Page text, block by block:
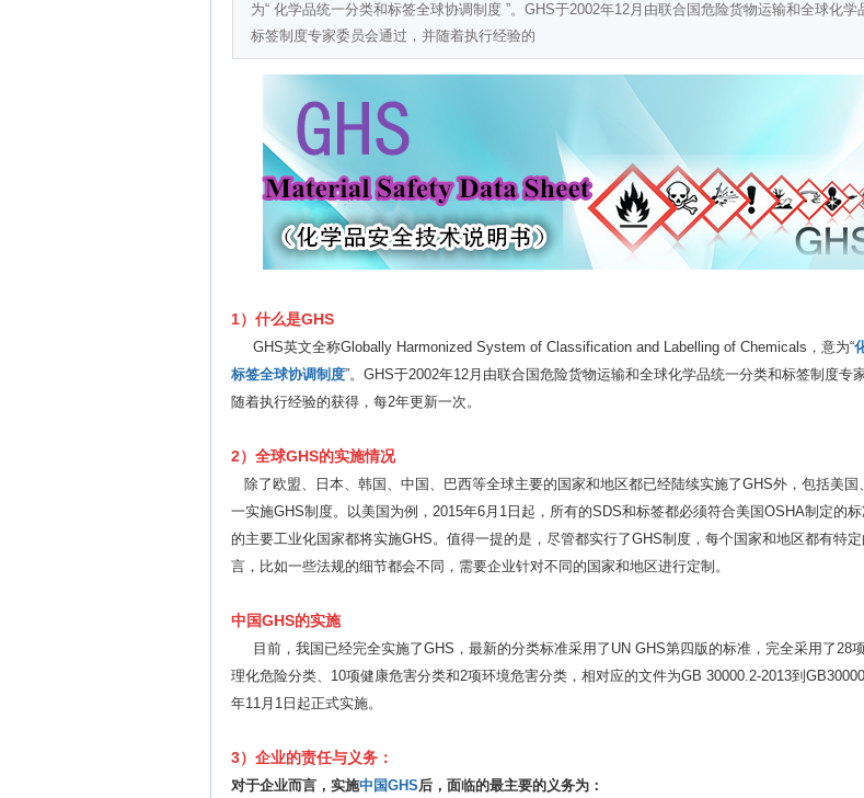
为“ 化学品统一分类和标签全球协调制度 ”。GHS于2002年12月由联合国危险货物运输和全球化学
标签制度专家委员会通过，并随着执行经验的
1）什么是GHS
GHS英文全称Globally Harmonized System of Classification and Labelling of Chemicals，意为“
标签全球协调制度”。GHS于2002年12月由联合国危险货物运输和全球化学品统一分类和标签制度专
随着执行经验的获得，每2年更新一次。
2）全球GHS的实施情况
除了欧盟、日本、韩国、中国、巴西等全球主要的国家和地区都已经陆续实施了GHS外，包括美国
一实施GHS制度。以美国为例，2015年6月1日起，所有的SDS和标签都必须符合美国OSHA制定的
的主要工业化国家都将实施GHS。值得一提的是，尽管都实行了GHS制度，每个国家和地区都有特
言，比如一些法规的细节都会不同，需要企业针对不同的国家和地区进行定制。
中国GHS的实施
目前，我国已经完全实施了GHS，最新的分类标准采用了UN GHS第四版的标准，完全采用了28
理化危险分类、10项健康危害分类和2项环境危害分类，相对应的文件为GB 30000.2-2013到
年11月1日起正式实施。
3）企业的责任与义务：
对于企业而言，实施中国GHS后，面临的最主要的义务为：